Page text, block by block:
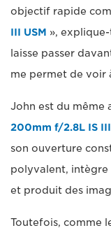
objectif rapide
III USM »,
laisse passer
me permet de voir
John est du même
200mm f/2.8L IS III
son ouverture
polyvalent,
et produit des
Toutefois, comme